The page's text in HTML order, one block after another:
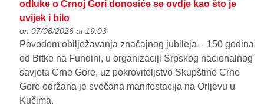
odluke o Crnoj Gori donosiće se ovdje kao što je
uvijek i bilo
on 07/08/2026 at 19:03
Povodom obilježavanja značajnog jubileja – 150 godina
od Bitke na Fundini, u organizaciji Srpskog nacionalnog
savjeta Crne Gore, uz pokroviteljstvo Skupštine Crne
Gore održana je svečana manifestacija na Orljevu u
Kučima.